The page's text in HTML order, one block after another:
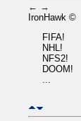
← →
IronHawk
FIFA!
NHL!
NFS2!
DOOM!
...